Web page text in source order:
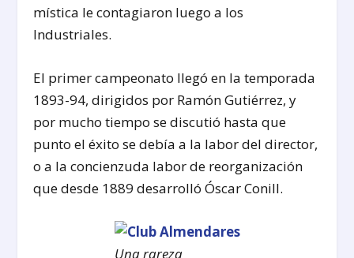
mística le contagiaron luego a los
Industriales.
El primer campeonato llegó en la temporada
1893-94, dirigidos por Ramón Gutiérrez, y
por mucho tiempo se discutió hasta que
punto el éxito se debía a la labor del director,
o a la concienzuda labor de reorganización
que desde 1889 desarrolló Óscar Conill.
Una rareza